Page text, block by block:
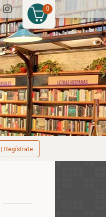
0
| Regístrate